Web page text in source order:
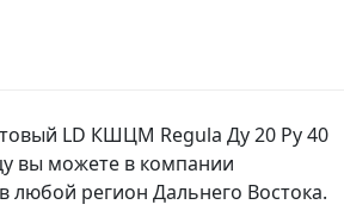
LD КШЦМ Regula Ду 20 Ру 40
вы можете в компании
регион Дальнего Востока.